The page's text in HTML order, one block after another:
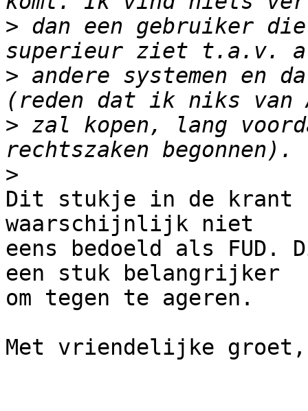
> dan een gebruiker
> andere systemen en
> zal kopen, lang
>
Dit stukje in de krant
waarschijnlijk niet
eens bedoeld als FUD.
een stuk belangrijker
om tegen te ageren.
Met vriendelijke groet,